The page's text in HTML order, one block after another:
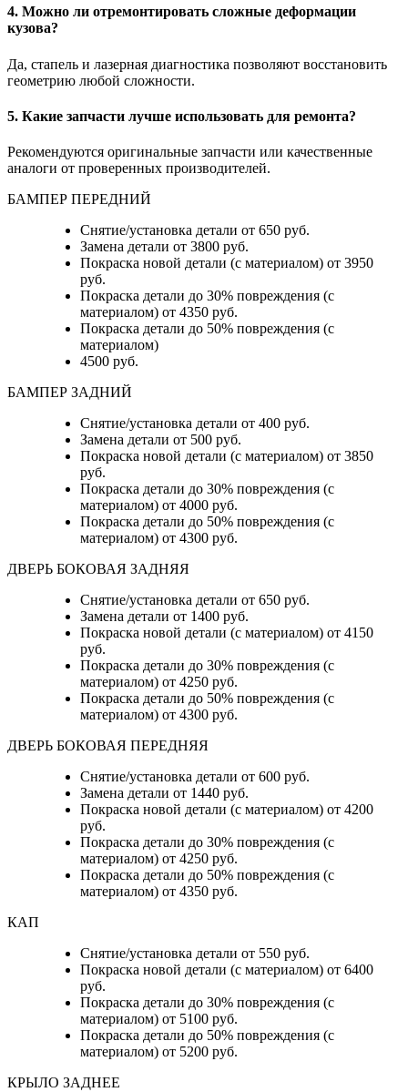
4. Можно ли отремонтировать сложные деформации
кузова?
Да, стапель и лазерная диагностика позволяют восстановить
геометрию любой сложности.
5. Какие запчасти лучше использовать для ремонта?
Рекомендуются оригинальные запчасти или качественные
аналоги от проверенных производителей.
БАМПЕР ПЕРЕДНИЙ
Снятие/установка детали от 650 руб.
Замена детали от 3800 руб.
Покраска новой детали (с материалом) от 3950
руб.
Покраска детали до 30% повреждения (с
материалом) от 4350 руб.
Покраска детали до 50% повреждения (с
материалом)
4500 руб.
БАМПЕР ЗАДНИЙ
Снятие/установка детали от 400 руб.
Замена детали от 500 руб.
Покраска новой детали (с материалом) от 3850
руб.
Покраска детали до 30% повреждения (с
материалом) от 4000 руб.
Покраска детали до 50% повреждения (с
материалом) от 4300 руб.
ДВЕРЬ БОКОВАЯ ЗАДНЯЯ
Снятие/установка детали от 650 руб.
Замена детали от 1400 руб.
Покраска новой детали (с материалом) от 4150
руб.
Покраска детали до 30% повреждения (с
материалом) от 4250 руб.
Покраска детали до 50% повреждения (с
материалом) от 4300 руб.
ДВЕРЬ БОКОВАЯ ПЕРЕДНЯЯ
Снятие/установка детали от 600 руб.
Замена детали от 1440 руб.
Покраска новой детали (с материалом) от 4200
руб.
Покраска детали до 30% повреждения (с
материалом) от 4250 руб.
Покраска детали до 50% повреждения (с
материалом) от 4350 руб.
КАП
Снятие/установка детали от 550 руб.
Покраска новой детали (с материалом) от 6400
руб.
Покраска детали до 30% повреждения (с
материалом) от 5100 руб.
Покраска детали до 50% повреждения (с
материалом) от 5200 руб.
КРЫЛО ЗАДНЕЕ